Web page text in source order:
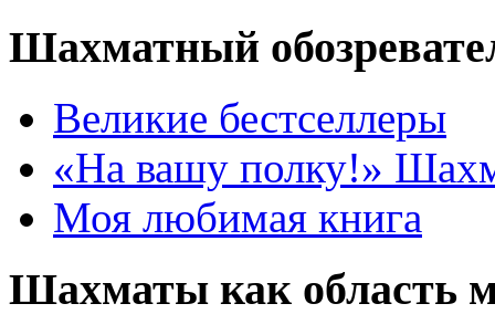
Шахматный
Великие бестселлеры
«На вашу полку!»
Моя любимая книга
Шахматы как область